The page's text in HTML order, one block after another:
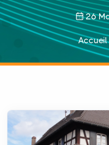
26
Accueil